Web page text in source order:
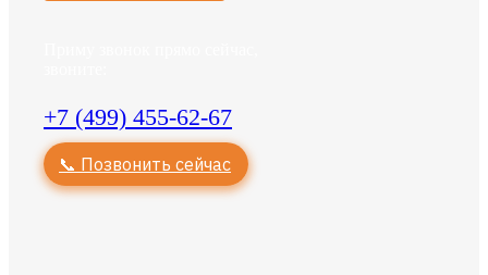
+7 (499) 455-62-67
📞 Позвонить сейчас